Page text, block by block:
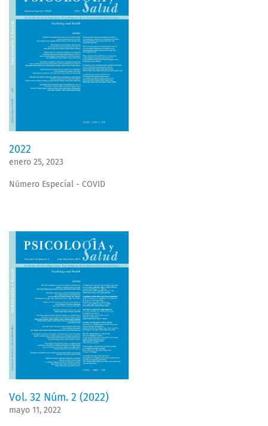
2022
enero 25, 2023
Número Especial - COVID
Vol. 32 Núm. 2 (2022)
mayo 11, 2022